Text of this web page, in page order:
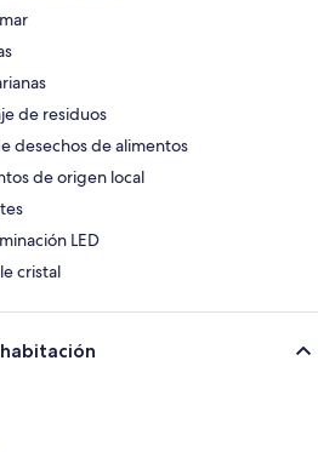
de residuos
desechos de alimentos
de origen local
LED
cristal